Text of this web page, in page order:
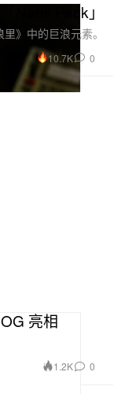
Nami Pack」
》中的巨浪元素。
10.7K 0
亮相
1.2K 0